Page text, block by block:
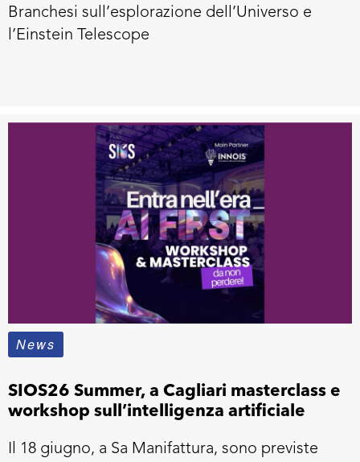
Branchesi sull’esplorazione dell’Universo e
l’Einstein Telescope
News
SIOS26 Summer, a Cagliari masterclass e
workshop sull’intelligenza artificiale
Il 18 giugno, a Sa Manifattura, sono previste